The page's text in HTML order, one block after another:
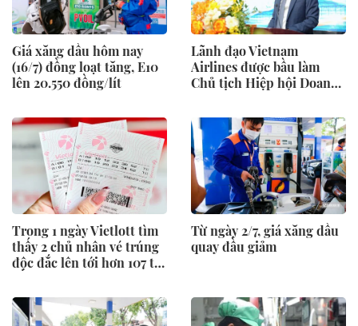
Giá xăng dầu hôm nay
(16/7) đồng loạt tăng, E10
lên 20.550 đồng/lít
Lãnh đạo Vietnam
Airlines được bầu làm
Chủ tịch Hiệp hội Doanh
Trong 1 ngày Vietlott tìm
thấy 2 chủ nhân vé trúng
độc đắc lên tới hơn 107 tỷ
Từ ngày 2/7, giá xăng dầu
quay đầu giảm